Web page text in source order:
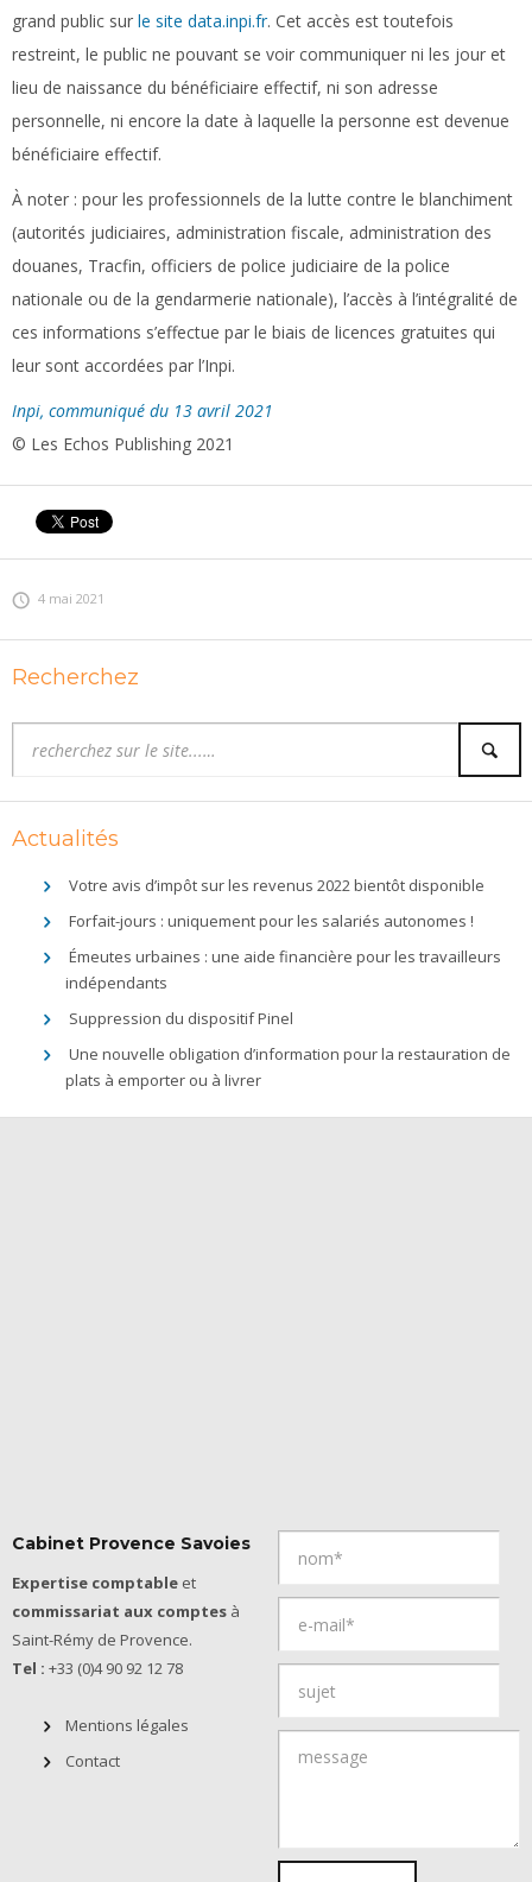
grand public sur le site data.inpi.fr. Cet accès est toutefois
restreint, le public ne pouvant se voir communiquer ni les jour et
lieu de naissance du bénéficiaire effectif, ni son adresse
personnelle, ni encore la date à laquelle la personne est devenue
bénéficiaire effectif.
À noter : pour les professionnels de la lutte contre le blanchiment
(autorités judiciaires, administration fiscale, administration des
douanes, Tracfin, officiers de police judiciaire de la police
nationale ou de la gendarmerie nationale), l’accès à l’intégralité de
ces informations s’effectue par le biais de licences gratuites qui
leur sont accordées par l’Inpi.
Inpi, communiqué du 13 avril 2021
© Les Echos Publishing 2021
4 mai 2021
Recherchez
Actualités
Votre avis d’impôt sur les revenus 2022 bientôt disponible
Forfait-jours : uniquement pour les salariés autonomes !
Émeutes urbaines : une aide financière pour les travailleurs
indépendants
Suppression du dispositif Pinel
Une nouvelle obligation d’information pour la restauration de
plats à emporter ou à livrer
Cabinet Provence Savoies
Expertise comptable et
commissariat aux comptes à
Saint-Rémy de Provence.
Tel : +33 (0)4 90 92 12 78
Mentions légales
Contact